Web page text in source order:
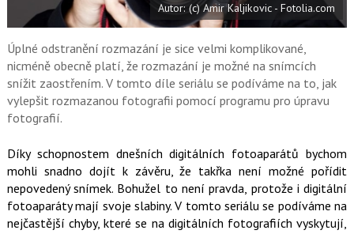
o
k
Autor: (c) Amir Kaljikovic - Fotolia.com
Úplné odstranění rozmazání je sice velmi komplikované,
nicméně obecně platí, že rozmazání je možné na snímcích
snížit zaostřením. V tomto díle seriálu se podíváme na to, jak
vylepšit rozmazanou fotografii pomocí programu pro úpravu
fotografií.
Díky schopnostem dnešních digitálních fotoaparátů bychom
mohli snadno dojít k závěru, že takřka není možné pořídit
nepovedený snímek. Bohužel to není pravda, protože i digitální
fotoaparáty mají svoje slabiny. V tomto seriálu se podíváme na
nejčastější chyby, které se na digitálních fotografiích vyskytují,